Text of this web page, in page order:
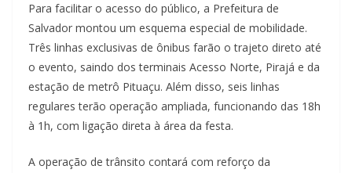
Para facilitar o acesso do público, a Prefeitura de
Salvador montou um esquema especial de mobilidade.
Três linhas exclusivas de ônibus farão o trajeto direto até
o evento, saindo dos terminais Acesso Norte, Pirajá e da
estação de metrô Pituaçu. Além disso, seis linhas
regulares terão operação ampliada, funcionando das 18h
à 1h, com ligação direta à área da festa.
A operação de trânsito contará com reforço da